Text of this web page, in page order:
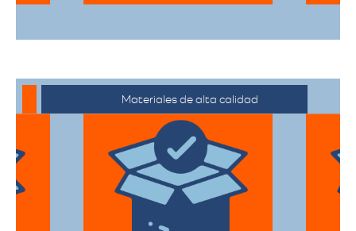
Materiales de alta calidad
Utilizan materiales de embalaje de
primera categoría para garantizar que
todas sus pertenencias estén protegidas
durante el traslado.